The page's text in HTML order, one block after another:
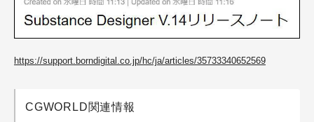
https://support.borndigital.co.jp/hc/ja/articles/35733340652569
CGWORLD関連情報